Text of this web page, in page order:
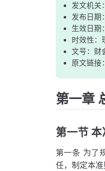
发文机关
发布日期
生效日期
时效性：
文号：财
原文链接：
第一章
第一节
第一条 为了
任，制定本准